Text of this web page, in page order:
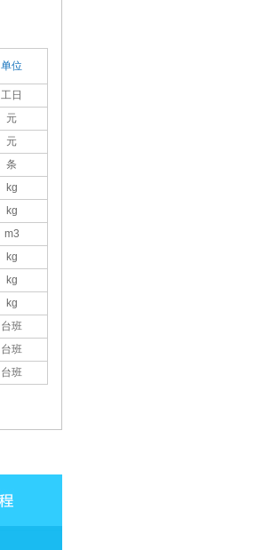
单位
工日
元
元
条
kg
kg
m3
kg
kg
kg
台班
台班
台班